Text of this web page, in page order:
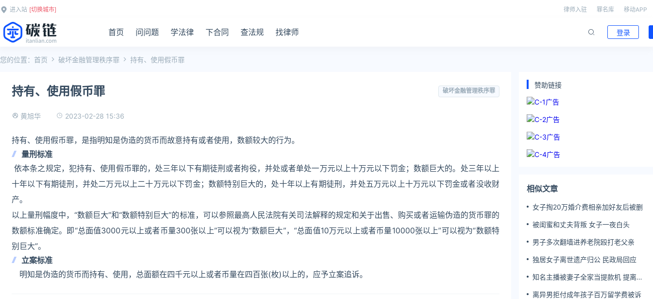
进入站 [切换城市] 律师入驻 罪名库 移动APP
首页 问问题 学法律 下合同 查法规 找律师 登录
您的位置： 首页 破坏金融管理秩序罪 持有、使用假币罪
持有、使用假币罪 破坏金融管理秩序罪
黄旭华 2023-02-28 15:36
持有、使用假币罪，是指明知是伪造的货币而故意持有或者使用，数额较大的行为。
量刑标准
依本条之规定，犯持有、使用假币罪的，处三年以下有期徒刑或者拘役，并处或者单处一万元以上十万元以下罚金；数额巨大的。处三年以上
十年以下有期徒刑，并处二万元以上二十万元以下罚金；数额特别巨大的，处十年以上有期徒刑，并处五万元以上十万元以下罚金或者没收财
产。
以上量刑幅度中，“数额巨大”和“数额特别巨大”的标准，可以参照最高人民法院有关司法解释的规定和关于出售、购买或者运输伪造的货币罪的
数额标准确定。即“总面值3000元以上或者币量300张以上”可以视为“数额巨大”，“总面值10万元以上或者币量10000张以上”可以视为“数额特
别巨大”。
立案标准
明知是伪造的货币而持有、使用，总面额在四千元以上或者币量在四百张(枚)以上的，应予立案追诉。
赞助链接
相似文章
女子掏20万婚介费相亲加好友后被删
被闺蜜和丈夫背叛 女子一夜白头
男子多次翻墙进养老院殴打老父亲
独居女子离世遗产归公 民政局回应
知名主播被妻子全家当提款机 提离婚
离异男拒付成年孩子百万留学费被诉